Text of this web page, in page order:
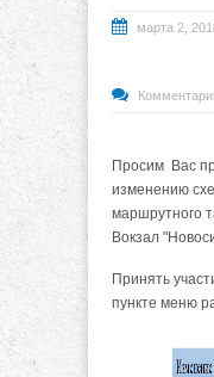
марта 2,
Просим Вас
изменению
маршрутного
Вокзал
Принять
пункте меню